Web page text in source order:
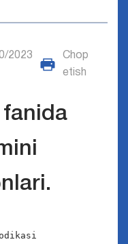
2023
Chop
etish
fanida